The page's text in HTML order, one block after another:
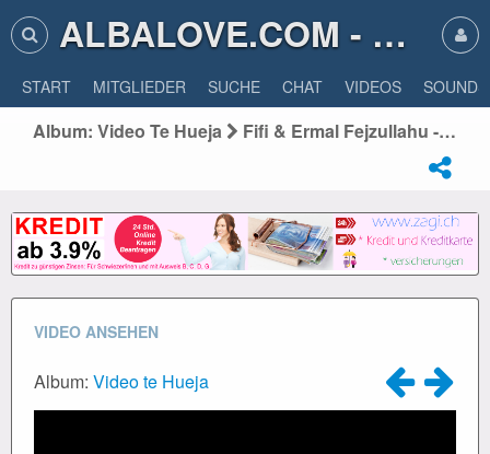
ALBALOVE.COM - ALBA LOVE
START MITGLIEDER SUCHE CHAT VIDEOS SOUNDS
Album: Video Te Hueja Fifi & Ermal Fejzullahu - Perjetesi (Prod. By Fatjon Miftari)
VIDEO ANSEHEN
Album: Video te Hueja